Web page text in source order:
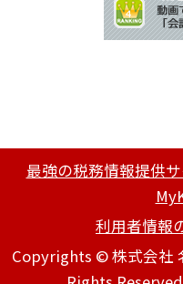
最強の税務情報提供
利用者情報
Copyrights © 株式会社